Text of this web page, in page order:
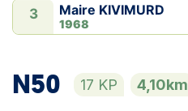
3 Maire KIVIMURD
1968
N50 17 KP 4,10km